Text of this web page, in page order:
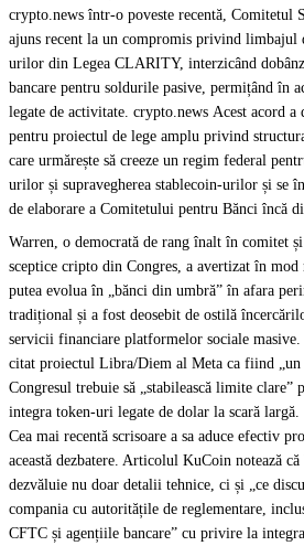
crypto.news într-o poveste recentă, Comitetul
ajuns recent la un compromis privind limbajul
urilor din Legea CLARITY, interzicând
bancare pentru soldurile pasive, permițând în
legate de activitate. crypto.news Acest acord a
pentru proiectul de lege amplu privind
care urmărește să creeze un regim federal
urilor și supravegherea stablecoin-urilor și se
de elaborare a Comitetului pentru Bănci încă
Warren, o democrată de rang înalt în comitet
sceptice cripto din Congres, a avertizat în
putea evolua în „bănci din umbră” în afara
tradițional și a fost deosebit de ostilă
servicii financiare platformelor sociale
citat proiectul Libra/Diem al Meta ca fiind „un
Congresul trebuie să „stabilească limite clare”
integra token-uri legate de dolar la scară largă.
Cea mai recentă scrisoare a sa aduce efectiv
această dezbatere. Articolul KuCoin notează
dezvăluie nu doar detalii tehnice, ci și „ce
compania cu autoritățile de reglementare,
CFTC și agențiile bancare” cu privire la